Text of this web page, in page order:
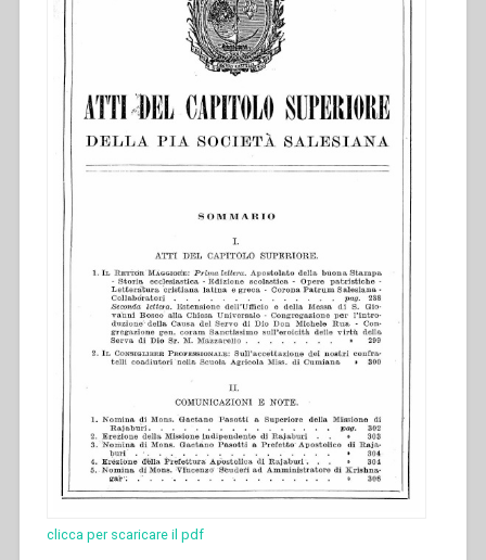
clicca per scaricare il pdf